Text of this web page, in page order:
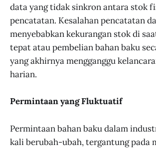
data yang tidak sinkron antara stok
pencatatan. Kesalahan pencatatan
menyebabkan kekurangan stok di
tepat atau pembelian bahan baku
yang akhirnya mengganggu
harian.
Permintaan yang Fluktuatif
Permintaan bahan baku dalam
kali berubah-ubah, tergantung pada